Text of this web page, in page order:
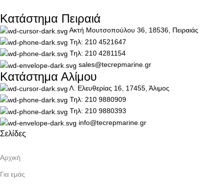
Κατάστημα Πειραιά
Ακτή Μουτσοπούλου 36, 18536, Πειραιάς
Τηλ: 210 4521647
Τηλ: 210 4281154
sales@tecrepmarine.gr
Κατάστημα Αλίμου
Λ. Ελευθερίας 16, 17455, Άλιμος
Τηλ: 210 9880909
Τηλ: 210 9880393
info@tecrepmarine.gr
Σελίδες
Αρχική
Για εμάς